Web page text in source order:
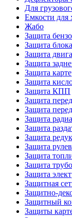
Для
Емкости для
Жабо
Защита
Защита
Защита
Защита
Защита
Защита
Защита КПП
Защита
Защита
Защита
Защита
Защита
Защита
Защита
Защита
Защита
Защитная
Защитно-
Защитный
Защиты